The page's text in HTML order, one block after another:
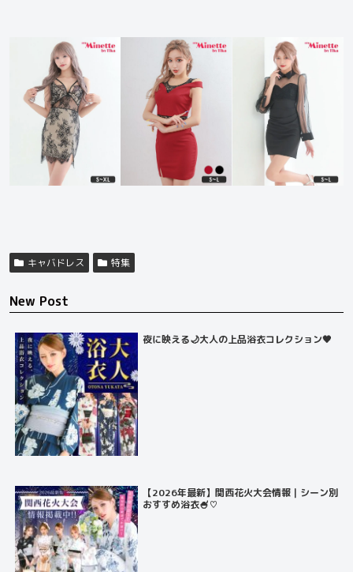
キャバドレス 特集
New Post
夜に映える🌙大人の上品浴衣コレクション🖤
【2026年最新】関西花火大会情報｜シーン別
おすすめ浴衣🍧♡